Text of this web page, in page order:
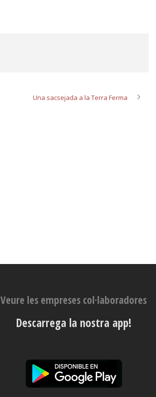
Una sacsejada a la Terra Ferma
Veure les empreses col·laboradores
Descarrega la nostra app!